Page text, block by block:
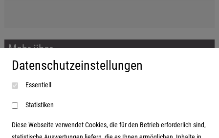
Mehr über...
Impressum
AGB
Datenschutzerklärung
Datenschutzeinstellungen
Essentiell
Statistiken
Diese Webseite verwendet Cookies, die für den Betrieb erforderlich sind,